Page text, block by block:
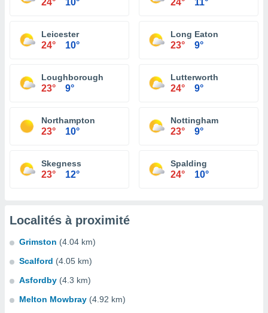
24° 10° 24° 11°
Leicester
24° 10°
Long Eaton
23° 9°
Loughborough
23° 9°
Lutterworth
24° 9°
Northampton
23° 10°
Nottingham
23° 9°
Skegness
23° 12°
Spalding
24° 10°
Localités à proximité
Grimston (4.04 km)
Scalford (4.05 km)
Asfordby (4.3 km)
Melton Mowbray (4.92 km)